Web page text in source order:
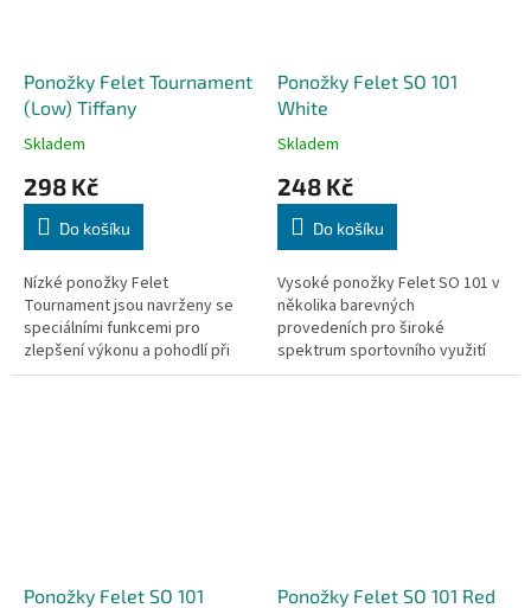
Ponožky Felet Tournament
(Low) Tiffany
Skladem
298 Kč
Do košíku
Nízké ponožky Felet
Tournament jsou navrženy se
speciálními funkcemi pro
zlepšení výkonu a pohodlí při
hře, udržují nohy v suchu a
Ponožky Felet SO 101
White
Skladem
248 Kč
Do košíku
Vysoké ponožky Felet SO 101 v
několika barevných
provedeních pro široké
spektrum sportovního využití
jsou komfortně měkké, lehké a
Ponožky Felet SO 101
Ponožky Felet SO 101 Red